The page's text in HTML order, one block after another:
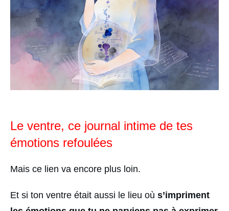
Le ventre, ce journal intime de tes
émotions refoulées
Mais ce lien va encore plus loin.
Et si ton ventre était aussi le lieu où s’impriment